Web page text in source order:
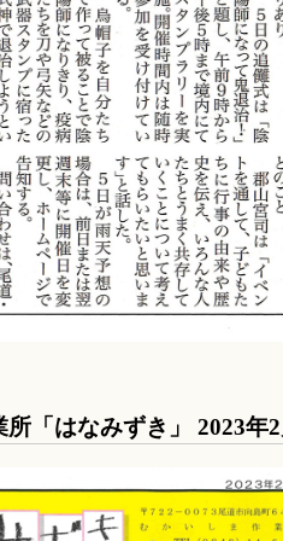
所「はなみずき」 2023年